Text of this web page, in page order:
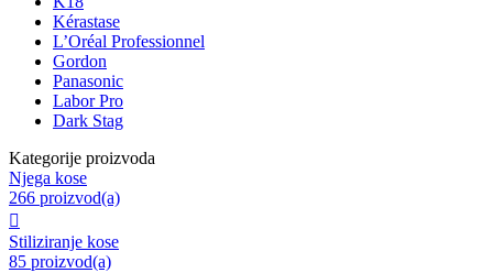
Kérastase
L’Oréal Professionnel
Gordon
Panasonic
Labor Pro
Dark Stag
Kategorije proizvoda
Njega kose
266 proizvod(a)

Stiliziranje kose
85 proizvod(a)